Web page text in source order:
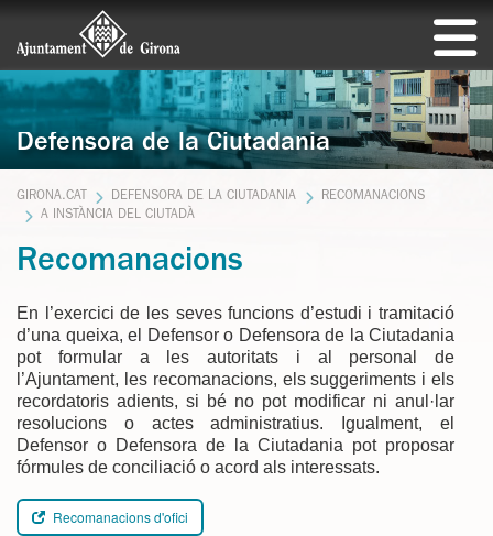
Defensora de la Ciutadania
GIRONA.CAT DEFENSORA DE LA CIUTADANIA
RECOMANACIONS
A INSTÀNCIA DEL CIUTADÀ
Recomanacions
En l’exercici de les seves funcions d’estudi i tramitació
d’una queixa, el Defensor o Defensora de la Ciutadania
pot formular a les autoritats i al personal de
l’Ajuntament, les recomanacions, els suggeriments i els
recordatoris adients, si bé no pot modificar ni anul·lar
resolucions o actes administratius. Igualment, el
Defensor o Defensora de la Ciutadania pot proposar
fórmules de conciliació o acord als interessats.
Recomanacions d'ofici